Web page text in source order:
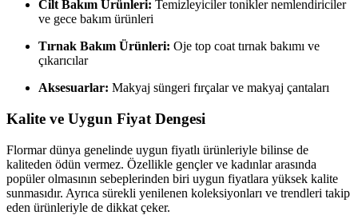
Cilt Bakım Ürünleri: Temizleyiciler tonikler nemlendiriciler
ve gece bakım ürünleri
Tırnak Bakım Ürünleri: Oje top coat tırnak bakımı ve
çıkarıcılar
Aksesuarlar: Makyaj süngeri fırçalar ve makyaj çantaları
Kalite ve Uygun Fiyat Dengesi
Flormar dünya genelinde uygun fiyatlı ürünleriyle bilinse de
kaliteden ödün vermez. Özellikle gençler ve kadınlar arasında
popüler olmasının sebeplerinden biri uygun fiyatlara yüksek kalite
sunmasıdır. Ayrıca sürekli yenilenen koleksiyonları ve trendleri takip
eden ürünleriyle de dikkat çeker.